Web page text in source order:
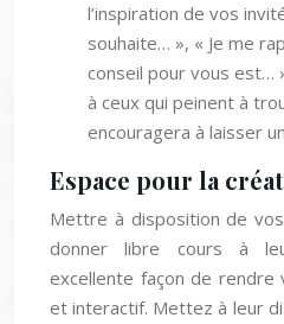
l’inspiration de vos
souhaite… », « Je me
conseil pour vous est…
à ceux qui peinent à
encouragera à laisser
Espace pour la
Mettre à disposition de
donner libre cours à
excellente façon de rendre
et interactif. Mettez à leur